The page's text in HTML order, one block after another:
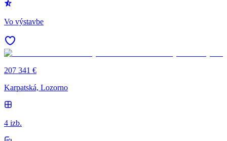
Vo výstavbe
207 341 €
Karpatská, Lozorno
4 izb.